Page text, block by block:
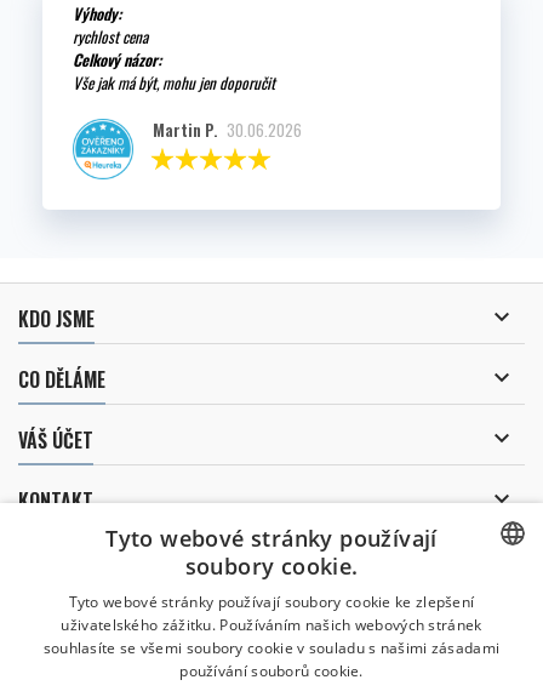
Výhody:
rychlost cena
Celkový názor:
Vše jak má být, mohu jen doporučit
Martin P. 30.06.2026
KDO JSME 
CO DĚLÁME 
VÁŠ ÚČET 
KONTAKT 
ODBĚR NOVINEK
Uděluji souhlas se
zpracováním osobních údajů.
CZECH
Tyto webové stránky používají
soubory cookie.
Tyto webové stránky používají soubory cookie ke zlepšení
uživatelského zážitku. Používáním našich webových stránek
souhlasíte se všemi soubory cookie v souladu s našimi zásadami
používání souborů cookie.